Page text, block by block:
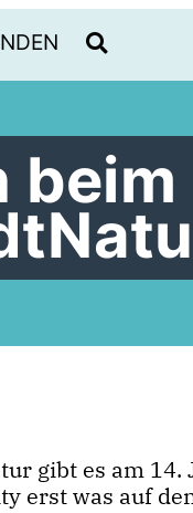
beim
gibt es am 14.
erst was auf